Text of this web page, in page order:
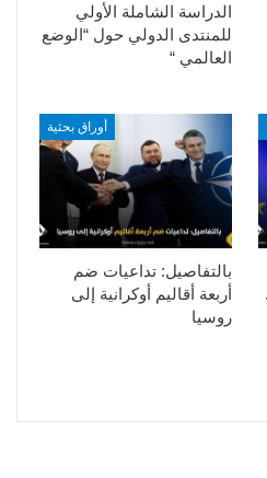
الدراسة الشاملة الأولي
للمنتدى الدولي حول “الوضع
العالمي “
أوراق بحثية
بالتفاصيل: تداعيات ضم
أربعة أقاليم أوكرانية إلى
روسيا